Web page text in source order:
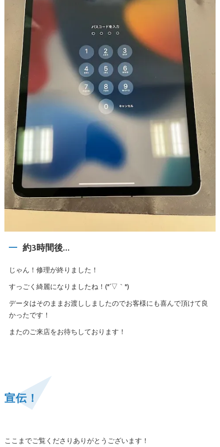
約3時間後…
じゃん！修理が終りました！
すっごく綺麗になりましたね！(*´▽｀*)
データはそのままお渡ししましたのでお客様にも喜んで頂けて良
かったです！
またのご来店をお待ちしております！
宣伝！
ここまでご覧くださりありがとうございます！